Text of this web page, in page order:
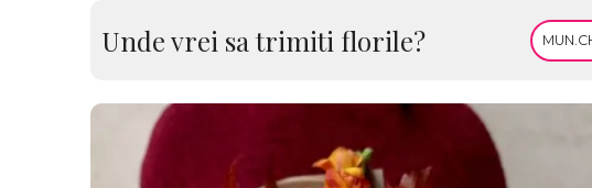
Unde vrei sa trimiti florile?